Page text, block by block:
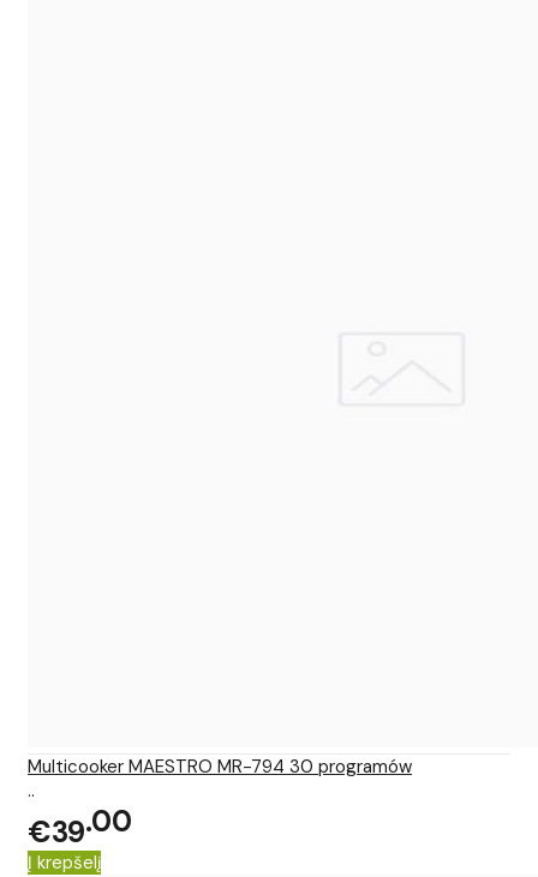
Multicooker MAESTRO MR-794 30 programów
..
€39 00
Į krepšelį